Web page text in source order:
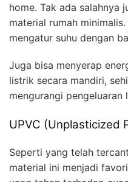
home. Tak ada salahnya
material rumah
mengatur suhu dengan
Juga bisa menyerap
listrik secara mandiri,
mengurangi pengeluaran
UPVC (Unplasticized
Seperti yang telah
material ini menjadi